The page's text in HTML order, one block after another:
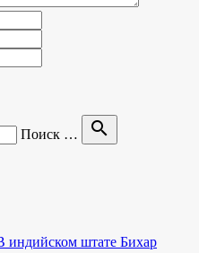
Поиск … search
индийском штате Бихар